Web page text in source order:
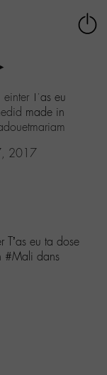
T'as eu
made in
2017
T’as eu ta dose
#Mali dans